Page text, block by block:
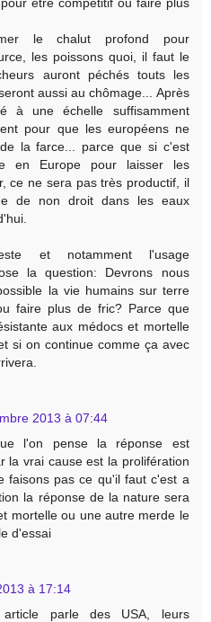
le chalut profond pour
les poissons quoi, il faut le
auront péchés touts les
aussi au chômage... Après
à une échelle suffisamment
pour que les européens ne
la farce... parce que si c'est
en Europe pour laisser les
ce ne sera pas très productif, il
de non droit dans les eaux
et notamment l'usage
la question: Devrons nous
la vie humains sur terre
faire plus de fric? Parce que
aux médocs et mortelle
si on continue comme ça avec
2013 à 07:44
l'on pense la réponse est
la vrai cause est la prolifération
faisons pas ce qu'il faut c'est a
la réponse de la nature sera
mortelle ou une autre merde le
d'essai
à 17:14
parle des USA, leurs